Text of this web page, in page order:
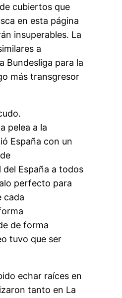
cubiertos que
en esta página
insuperables. La
a
Bundesliga para la
más transgresor
pelea a la
España con un
España a todos
perfecto para
cada
de forma
tuvo que ser
echar raíces en
tanto en La